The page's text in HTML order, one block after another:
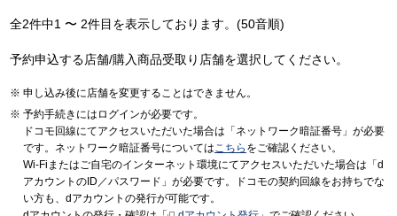
全2件中1 〜 2件目を表示しております。(50音順)
予約申込する店舗/購入商品受取り店舗を選択してください。
申し込み後に店舗を変更することはできません。
予約手続きにはログインが必要です。
ドコモ回線にてアクセスいただいた場合は「ネットワーク暗証番号」が必要
です。ネットワーク暗証番号についてはこちら をご確認ください。
Wi-Fiまたはご自宅のインターネット環境にてアクセスいただいた場合は「d
アカウントのID／パスワード」が必要です。ドコモの契約回線をお持ちでな
い方も、dアカウントの発行が可能です。